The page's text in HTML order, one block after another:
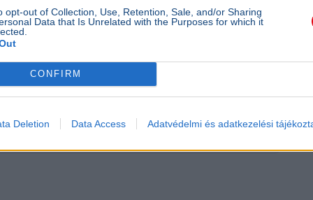
opt-out of Collection, Use, Retention, Sale, and/or Sharing
Data that Is Unrelated with the Purposes for which it
CONFIRM
Deletion Data Access Adatvédelmi és adatkezelési
és agrárium.
(facebook)